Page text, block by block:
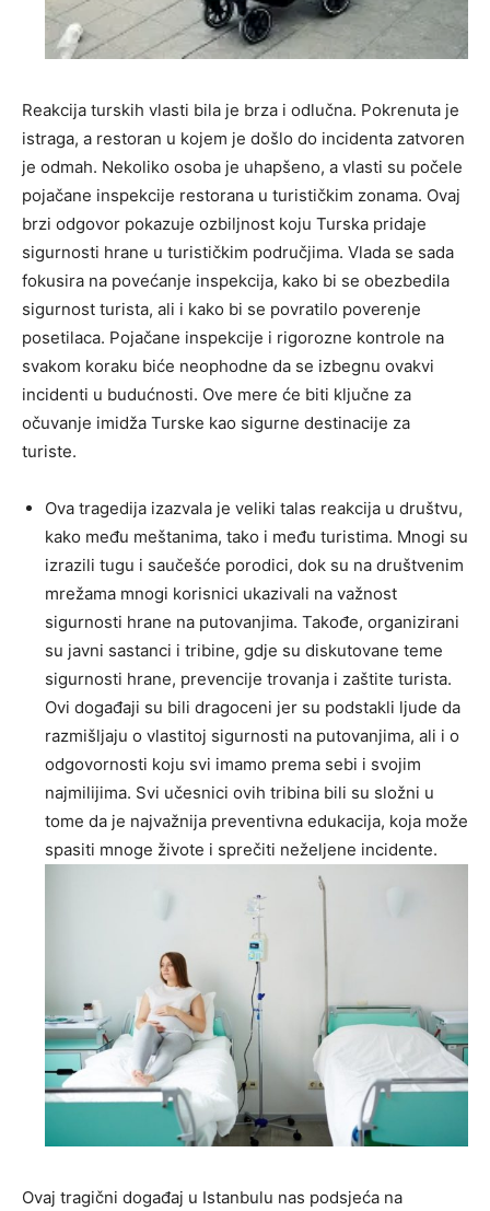
Reakcija turskih vlasti bila je brza i odlučna. Pokrenuta je
istraga, a restoran u kojem je došlo do incidenta zatvoren
je odmah. Nekoliko osoba je uhapšeno, a vlasti su počele
pojačane inspekcije restorana u turističkim zonama. Ovaj
brzi odgovor pokazuje ozbiljnost koju Turska pridaje
sigurnosti hrane u turističkim područjima. Vlada se sada
fokusira na povećanje inspekcija, kako bi se obezbedila
sigurnost turista, ali i kako bi se povratilo poverenje
posetilaca. Pojačane inspekcije i rigorozne kontrole na
svakom koraku biće neophodne da se izbegnu ovakvi
incidenti u budućnosti. Ove mere će biti ključne za
očuvanje imidža Turske kao sigurne destinacije za
turiste.
Ova tragedija izazvala je veliki talas reakcija u društvu,
kako među meštanima, tako i među turistima. Mnogi su
izrazili tugu i saučešće porodici, dok su na društvenim
mrežama mnogi korisnici ukazivali na važnost
sigurnosti hrane na putovanjima. Takođe, organizirani
su javni sastanci i tribine, gdje su diskutovane teme
sigurnosti hrane, prevencije trovanja i zaštite turista.
Ovi događaji su bili dragoceni jer su podstakli ljude da
razmišljaju o vlastitoj sigurnosti na putovanjima, ali i o
odgovornosti koju svi imamo prema sebi i svojim
najmilijima. Svi učesnici ovih tribina bili su složni u
tome da je najvažnija preventivna edukacija, koja može
spasiti mnoge živote i sprečiti neželjene incidente.
Ovaj tragični događaj u Istanbulu nas podsjeća na